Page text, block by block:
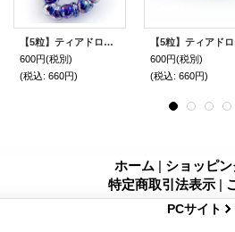
【5粒】ティアドロップビーズ ラスター 【Circus Bubbles】
600円(税別)
(税込: 660円)
600円(税別)
(税込: 660円)
ホーム | ショッピン
特定商取引法表示 |
PCサイト